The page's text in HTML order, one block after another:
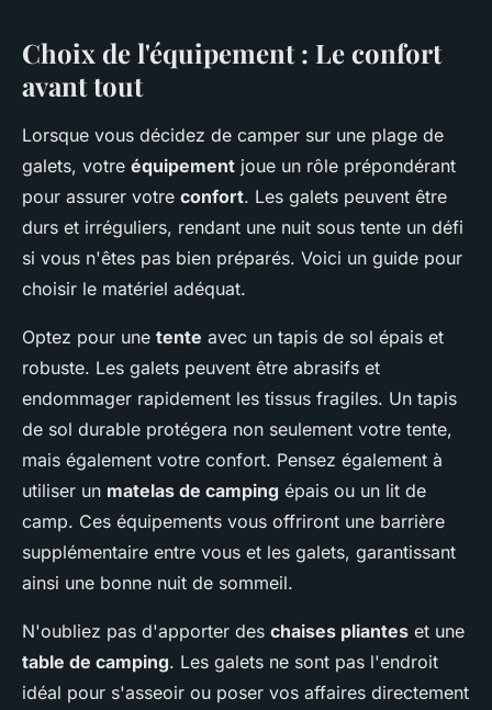
Choix de l'équipement : Le confort
avant tout
Lorsque vous décidez de camper sur une plage de
galets, votre équipement joue un rôle prépondérant
pour assurer votre confort. Les galets peuvent être
durs et irréguliers, rendant une nuit sous tente un défi
si vous n'êtes pas bien préparés. Voici un guide pour
choisir le matériel adéquat.
Optez pour une tente avec un tapis de sol épais et
robuste. Les galets peuvent être abrasifs et
endommager rapidement les tissus fragiles. Un tapis
de sol durable protégera non seulement votre tente,
mais également votre confort. Pensez également à
utiliser un matelas de camping épais ou un lit de
camp. Ces équipements vous offriront une barrière
supplémentaire entre vous et les galets, garantissant
ainsi une bonne nuit de sommeil.
N'oubliez pas d'apporter des chaises pliantes et une
table de camping. Les galets ne sont pas l'endroit
idéal pour s'asseoir ou poser vos affaires directement